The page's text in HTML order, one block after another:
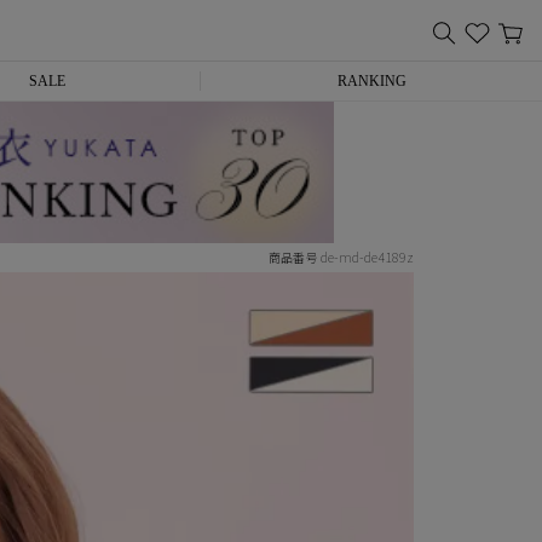
SALE RANKING
商品番号 de-md-de4189z